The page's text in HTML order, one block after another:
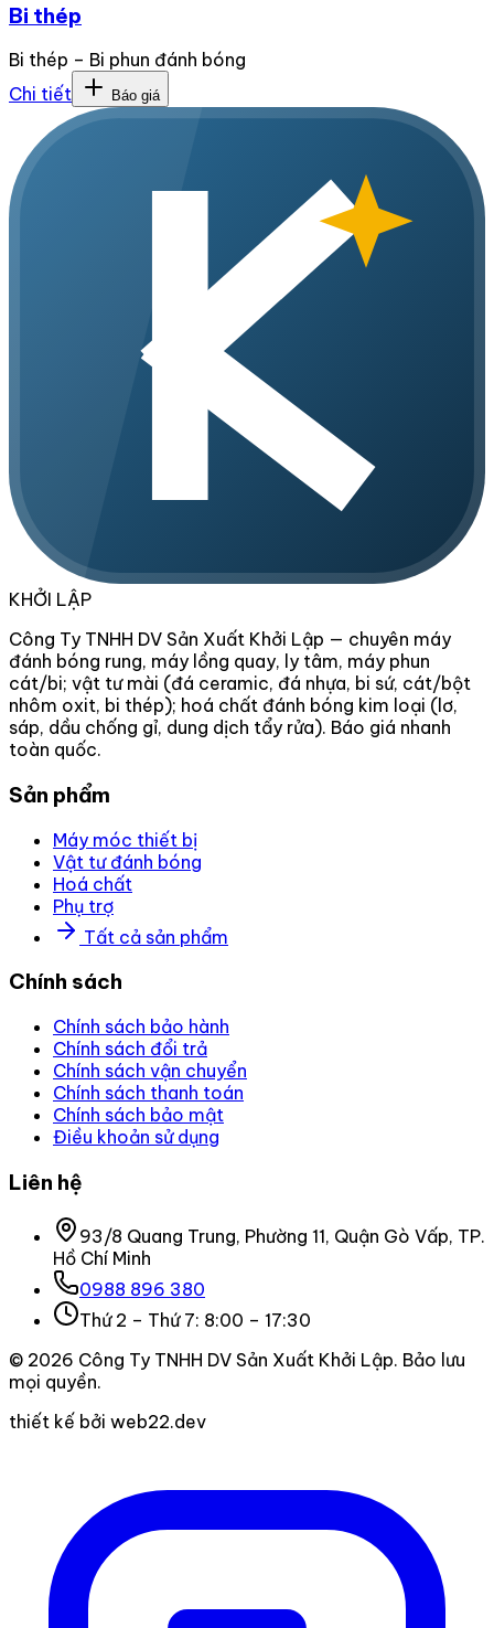
Bi thép
Bi thép – Bi phun đánh bóng
Chi tiết
Báo giá
KHỞI LẬP
Công Ty TNHH DV Sản Xuất Khởi Lập — chuyên máy
đánh bóng rung, máy lồng quay, ly tâm, máy phun
cát/bi; vật tư mài (đá ceramic, đá nhựa, bi sứ, cát/bột
nhôm oxit, bi thép); hoá chất đánh bóng kim loại (lơ,
sáp, dầu chống gỉ, dung dịch tẩy rửa). Báo giá nhanh
toàn quốc.
Sản phẩm
Máy móc thiết bị
Vật tư đánh bóng
Hoá chất
Phụ trợ
Tất cả sản phẩm
Chính sách
Chính sách bảo hành
Chính sách đổi trả
Chính sách vận chuyển
Chính sách thanh toán
Chính sách bảo mật
Điều khoản sử dụng
Liên hệ
93/8 Quang Trung, Phường 11, Quận Gò Vấp, TP.
Hồ Chí Minh
0988 896 380
Thứ 2 – Thứ 7: 8:00 – 17:30
© 2026 Công Ty TNHH DV Sản Xuất Khởi Lập. Bảo lưu
mọi quyền.
thiết kế bởi web22.dev